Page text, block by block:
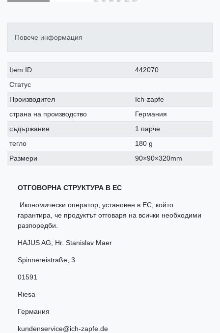
Повече информация
Ceres::Template.singleItemTechnicalDataAttribute
Ceres::Template.singleItemTechnicalDataValue
Item ID
442070
Статус
Производител
Ich-zapfe
страна на производство
Германия
съдържание
1 парче
тегло
180 g
Размери
90×90×320mm
ОТГОВОРНА СТРУКТУРА В ЕС
Икономически оператор, установен в ЕС, който
гарантира, че продуктът отговаря на всички необходими
разпоредби.
HAJUS AG; Hr. Stanislav Maer
Spinnereistraße 3
01591
Riesa
Германия
kundenservice@ich-zapfe.de